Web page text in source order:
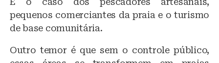
pequenos comerciantes da praia e o turismo
de base comunitária.
Outro temor é que sem o controle público,